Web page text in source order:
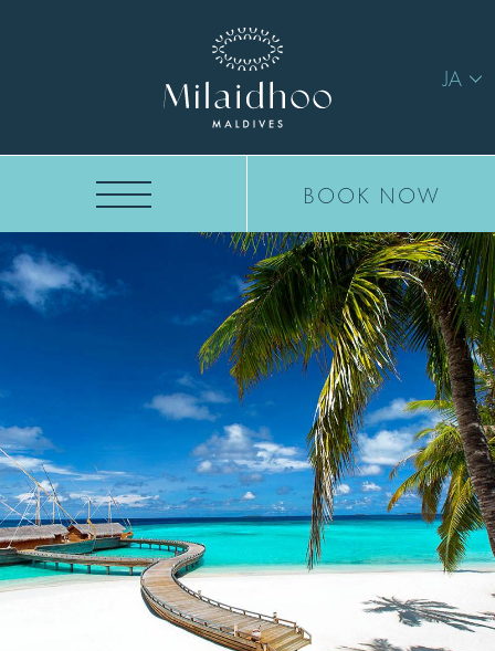
JA
BOOK NOW